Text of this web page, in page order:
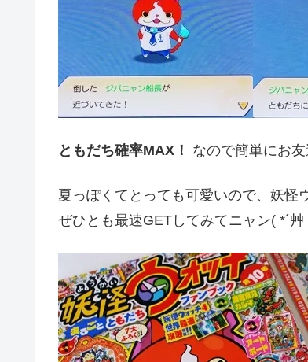
ともだち確率MAX！ なので簡単にお
夏っぽくてとっても可愛いので、妖怪
ぜひとも最速GETしてみてニャン( *´艸